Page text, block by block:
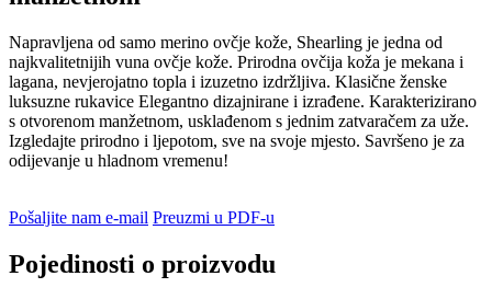
Napravljena od samo merino ovčje kože, Shearling je jedna od
najkvalitetnijih vuna ovčje kože. Prirodna ovčija koža je mekana i
lagana, nevjerojatno topla i izuzetno izdržljiva. Klasične ženske
luksuzne rukavice Elegantno dizajnirane i izrađene. Karakterizirano
s otvorenom manžetnom, usklađenom s jednim zatvaračem za uže.
Izgledajte prirodno i ljepotom, sve na svoje mjesto. Savršeno je za
odijevanje u hladnom vremenu!
Pošaljite nam e-mail Preuzmi u PDF-u
Pojedinosti o proizvodu